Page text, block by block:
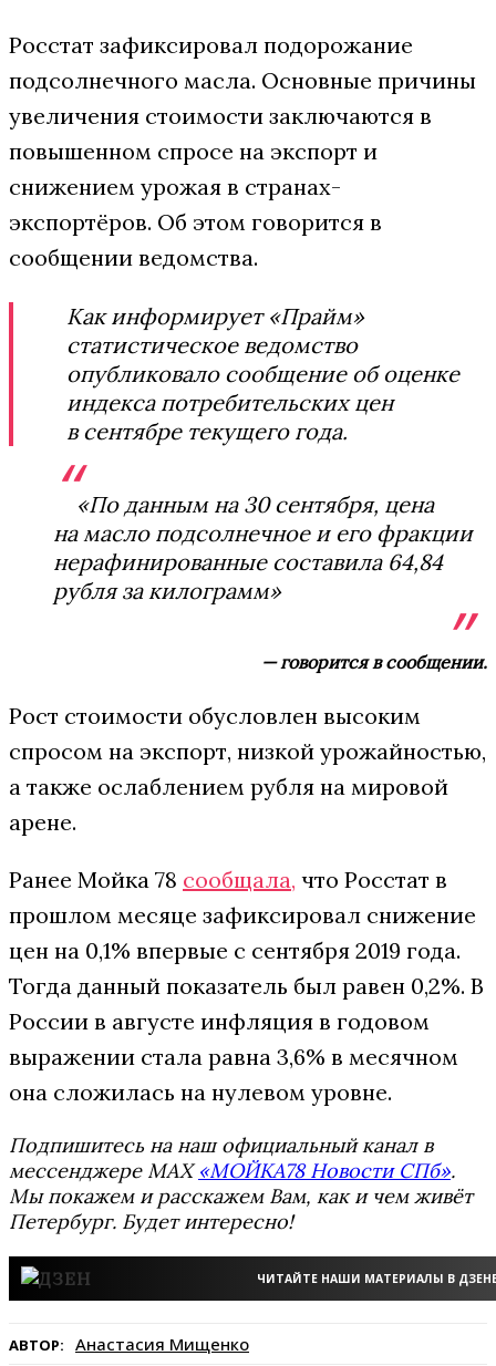
Росстат зафиксировал подорожание
подсолнечного масла. Основные причины
увеличения стоимости заключаются в
повышенном спросе на экспорт и
снижением урожая в странах-
экспортёров. Об этом говорится в
сообщении ведомства.
Как информирует «Прайм»
статистическое ведомство
опубликовало сообщение об оценке
индекса потребительских цен
в сентябре текущего года.
«По данным на 30 сентября, цена
на масло подсолнечное и его фракции
нерафинированные составила 64,84
рубля за килограмм»
— говорится в сообщении.
Рост стоимости обусловлен высоким
спросом на экспорт, низкой урожайностью,
а также ослаблением рубля на мировой
арене.
Ранее Мойка 78 сообщала, что Росстат в
прошлом месяце зафиксировал снижение
цен на 0,1% впервые с сентября 2019 года.
Тогда данный показатель был равен 0,2%. В
России в августе инфляция в годовом
выражении стала равна 3,6% в месячном
она сложилась на нулевом уровне.
Подпишитесь на наш официальный канал в
мессенджере MAX«МОЙКА78 Новости СПб».
Мы покажем и расскажем Вам, как и чем живёт
Петербург. Будет интересно!
ЧИТАЙТЕ НАШИ МАТЕРИАЛЫ В
АВТОР: Анастасия Мищенко